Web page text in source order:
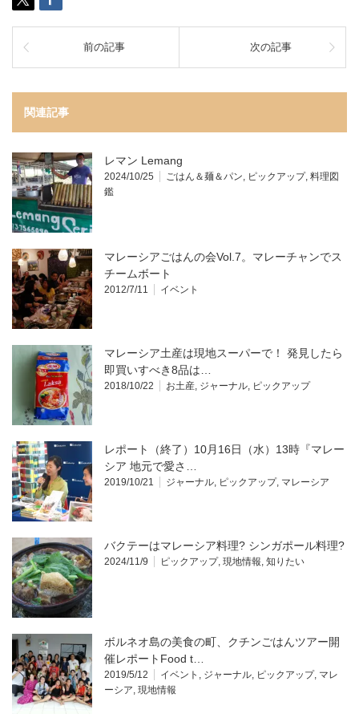
前の記事 次の記事
関連記事
レマン Lemang
2024/10/25 ごはん＆麺＆パン, ピックアップ, 料理図
鑑
マレーシアごはんの会Vol.7。マレーチャンでス
チームボート
2012/7/11 イベント
マレーシア土産は現地スーパーで！ 発見したら
即買いすべき8品は…
2018/10/22 お土産, ジャーナル, ピックアップ
レポート（終了）10月16日（水）13時『マレー
シア 地元で愛さ…
2019/10/21 ジャーナル, ピックアップ, マレーシア
バクテーはマレーシア料理? シンガポール料理?
2024/11/9 ピックアップ, 現地情報, 知りたい
ボルネオ島の美食の町、クチンごはんツアー開
催レポートFood t…
2019/5/12 イベント , ジャーナル, ピックアップ, マレ
ーシア, 現地情報